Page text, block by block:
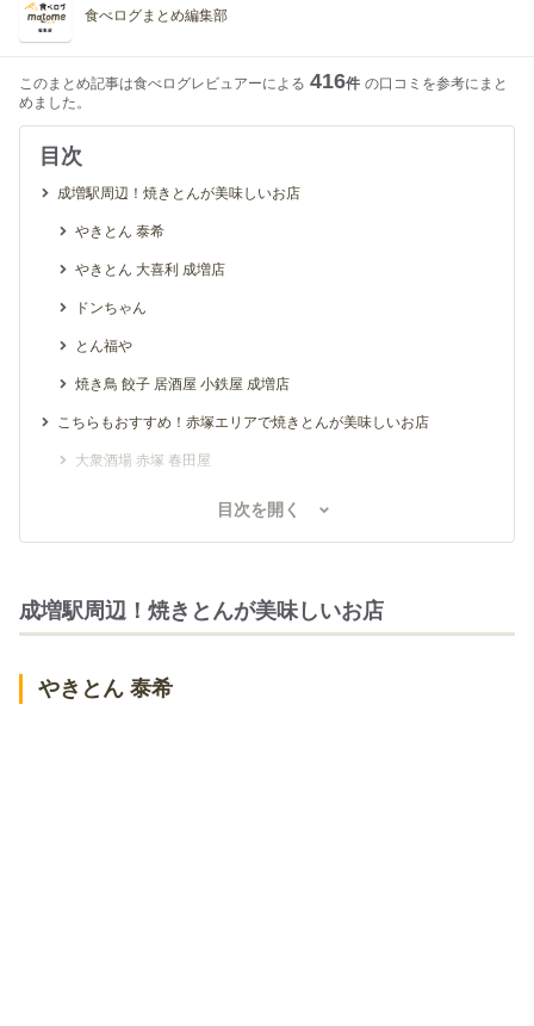
食べログまとめ編集部
このまとめ記事は食べログレビュアーによる 416件 の口コミを参考にまと
めました。
目次
成増駅周辺！焼きとんが美味しいお店
やきとん 泰希
やきとん 大喜利 成増店
ドンちゃん
とん福や
焼き鳥 餃子 居酒屋 小鉄屋 成増店
こちらもおすすめ！赤塚エリアで焼きとんが美味しいお店
大衆酒場 赤塚 春田屋
目次を開く
成増駅周辺！焼きとんが美味しいお店
やきとん 泰希